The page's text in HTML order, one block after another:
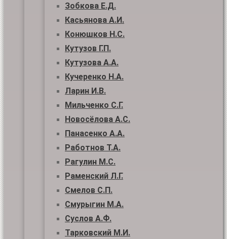
Зобкова Е.Д.
Касьянова А.И.
Конюшков Н.С.
Кутузов Г.П.
Кутузова А.А.
Кучеренко Н.А.
Ларин И.В.
Мильченко С.Г.
Новосёлова А.С.
Панасенко А.А.
Работнов Т.А.
Рагулин М.С.
Раменский Л.Г.
Смелов С.П.
Смурыгин М.А.
Суслов А.Ф.
Тарковский М.И.